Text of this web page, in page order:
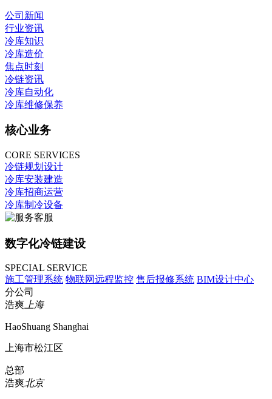
公司新闻
行业资讯
冷库知识
冷库造价
焦点时刻
冷链资讯
冷库自动化
冷库维修保养
核心业务
CORE SERVICES
冷链规划设计
冷库安装建造
冷库招商运营
冷库制冷设备
数字化冷链建设
SPECIAL SERVICE
施工管理系统 物联网远程监控 售后报修系统 BIM设计中心
分公司
浩爽上海
HaoShuang Shanghai
上海市松江区
总部
浩爽北京